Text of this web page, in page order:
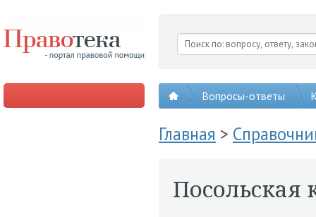
Вопросы-ответы
Главная >
Посольская